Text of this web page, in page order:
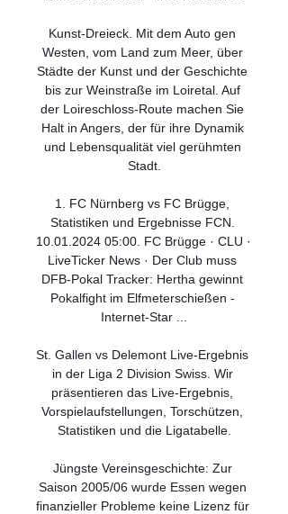
Kunst-Dreieck. Mit dem Auto gen
Westen, vom Land zum Meer, über
Städte der Kunst und der Geschichte
bis zur Weinstraße im Loiretal. Auf
der Loireschloss-Route machen Sie
Halt in Angers, der für ihre Dynamik
und Lebensqualität viel gerühmten
Stadt.
1. FC Nürnberg vs FC Brügge,
Statistiken und Ergebnisse FCN.
10.01.2024 05:00. FC Brügge · CLU ·
LiveTicker News · Der Club muss
DFB-Pokal Tracker: Hertha gewinnt
Pokalfight im Elfmeterschießen -
Internet-Star ...
St. Gallen vs Delemont Live-Ergebnis
in der Liga 2 Division Swiss. Wir
präsentieren das Live-Ergebnis,
Vorspielaufstellungen, Torschützen,
Statistiken und die Ligatabelle.
Jüngste Vereinsgeschichte: Zur
Saison 2005/06 wurde Essen wegen
finanzieller Probleme keine Lizenz für